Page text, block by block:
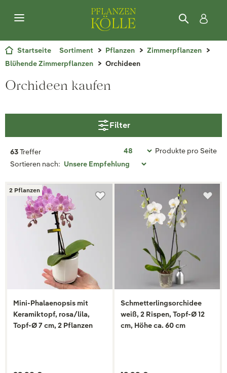
Startseite Sortiment Pflanzen
Zimmerpflanzen
Blühende Zimmerpflanzen
Orchideen
Orchideen kaufen
Filter
63Treffer
Produkte pro Seite
Sortieren nach:
2 Pflanzen
Mini-Phalaenopsis mit
Keramiktopf, rosa/lila,
Topf-Ø 7 cm, 2 Pflanzen
Schmetterlingsorchidee
weiß, 2 Rispen, Topf-Ø 12
cm, Höhe ca. 60 cm